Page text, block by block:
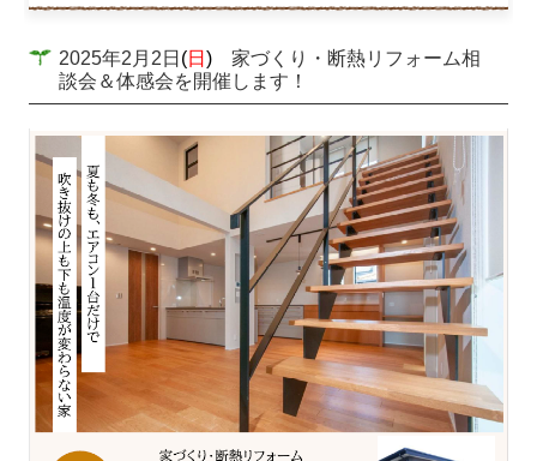
全面リフォーム
全面リフォーム 2
全面リフォーム3
キッチン
ユニットバス
トイレ
洗面台
屋根・外壁・その他外観
エコカラット
その他
新築二世の施工事例
2025年2月2日 (日 ) 家づくり・断熱リフォーム相
談会＆体感会を開催します！